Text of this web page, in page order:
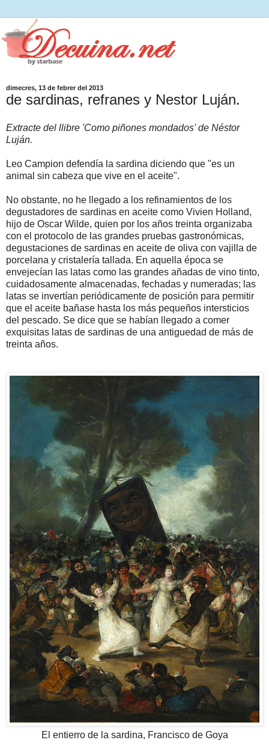
dimecres, 13 de febrer del 2013
de sardinas, refranes y Nestor Luján.
Extracte del llibre 'Como piñones mondados' de Néstor
Luján.
Leo Campion defendía la sardina diciendo que "es un
animal sin cabeza que vive en el aceite".
No obstante, no he llegado a los refinamientos de los
degustadores de sardinas en aceite como Vivien Holland,
hijo de Oscar Wilde, quien por los años treinta organizaba
con el protocolo de las grandes pruebas gastronómicas,
degustaciones de sardinas en aceite de oliva con vajilla de
porcelana y cristalería tallada. En aquella época se
envejecían las latas como las grandes añadas de vino tinto,
cuidadosamente almacenadas, fechadas y numeradas; las
latas se invertían periódicamente de posición para permitir
que el aceite bañase hasta los más pequeños intersticios
del pescado. Se dice que se habían llegado a comer
exquisitas latas de sardinas de una antiguedad de más de
treinta años.
El entierro de la sardina, Francisco de Goya